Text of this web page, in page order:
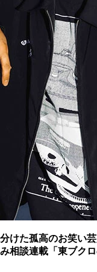
けた孤高のお笑い
相談連載「東ブク